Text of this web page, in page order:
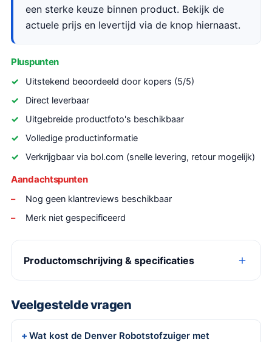
een sterke keuze binnen product. Bekijk de
actuele prijs en levertijd via de knop hiernaast.
Pluspunten
Uitstekend beoordeeld door kopers (5/5)
Direct leverbaar
Uitgebreide productfoto's beschikbaar
Volledige productinformatie
Verkrijgbaar via bol.com (snelle levering, retour mogelijk)
Aandachtspunten
Nog geen klantreviews beschikbaar
Merk niet gespecificeerd
Productomschrijving & specificaties
Veelgestelde vragen
Wat kost de Denver Robotstofzuiger met